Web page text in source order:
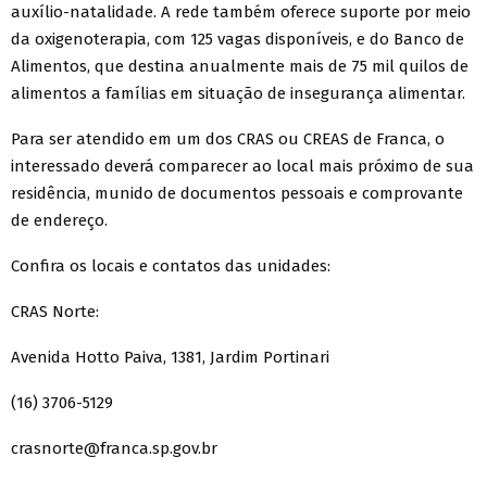
auxílio-natalidade. A rede também oferece suporte por meio
da oxigenoterapia, com 125 vagas disponíveis, e do Banco de
Alimentos, que destina anualmente mais de 75 mil quilos de
alimentos a famílias em situação de insegurança alimentar.
Para ser atendido em um dos CRAS ou CREAS de Franca, o
interessado deverá comparecer ao local mais próximo de sua
residência, munido de documentos pessoais e comprovante
de endereço.
Confira os locais e contatos das unidades:
CRAS Norte:
Avenida Hotto Paiva, 1381, Jardim Portinari
(16) 3706-5129
crasnorte@franca.sp.gov.br